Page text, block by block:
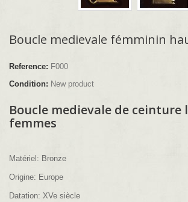
Boucle medievale fémminin
Reference: F000
Condition: New product
Boucle medievale de ceinture
femmes
Matériel: Bronze
Origine: Europe
Datation: XVe siècle